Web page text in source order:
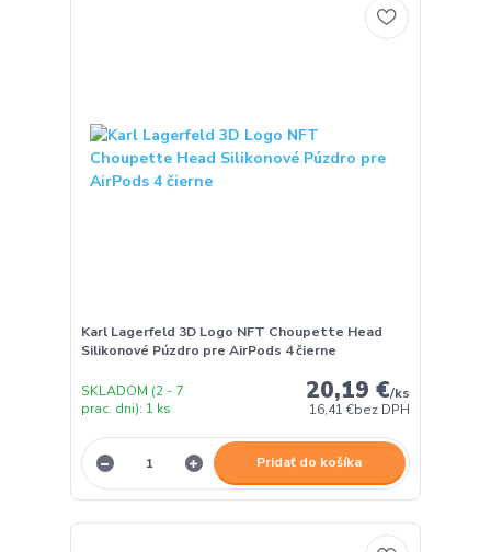
Karl Lagerfeld 3D Logo NFT Choupette Head
Silikonové Púzdro pre AirPods 4 čierne
20,19 €/ks
16,41 €bez DPH
SKLADOM (2 - 7
prac. dni): 1 ks
Pridať do košíka